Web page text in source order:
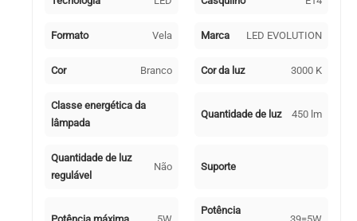
Formato Vela Marca LED EVOLUTION
Cor Branco Cor da luz 3000 K
Classe energética da
lâmpada
Quantidade de luz 450 lm
Quantidade de luz
regulável
Não Suporte
Potência